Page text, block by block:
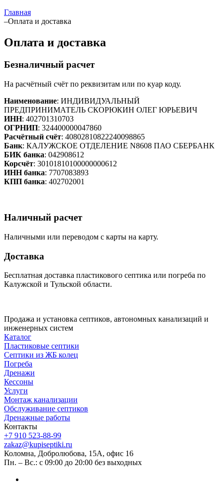
Главная
–Оплата и доставка
Оплата и доставка
Безналичный расчет
На расчётный счёт по реквизитам или по куар коду.
Наименование: ИНДИВИДУАЛЬНЫЙ
ПРЕДПРИНИМАТЕЛЬ СКОРЮКИН ОЛЕГ ЮРЬЕВИЧ
ИНН: 402701310703
ОГРНИП: 324400000047860
Расчётный счёт: 40802810822240098865
Банк: КАЛУЖСКОЕ ОТДЕЛЕНИЕ N8608 ПАО СБЕРБАНК
БИК банка: 042908612
Корсчёт: 30101810100000000612
ИНН банка: 7707083893
КПП банка: 402702001
Наличный расчет
Наличными или переводом с карты на карту.
Доставка
Бесплатная доставка пластикового септика или погреба по
Калужской и Тульской области.
Продажа и установка септиков, автономных канализаций и
инженерных систем
Каталог
Пластиковые септики
Септики из ЖБ колец
Погреба
Дренажи
Кессоны
Услуги
Монтаж канализации
Обслуживание септиков
Дренажные работы
Контакты
+7 910 523-88-99
zakaz@kupiseptiki.ru
Коломна, Добролюбова, 15А, офис 16
Пн. – Вс.: с 09:00 до 20:00 без выходных